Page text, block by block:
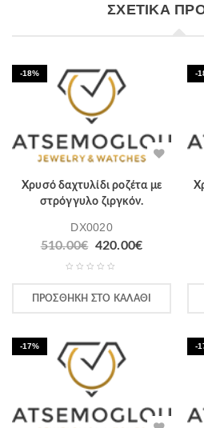
ΣΧΕΤΙΚΆ
-18%
Χρυσό δαχτυλίδι ροζέτα με
στρόγγυλο ζιργκόν.
DX0020
510.00€ 420.00€
ΠΡΟΣΘΉΚΗ ΣΤΟ ΚΑΛΆΘΙ
-
-17% -